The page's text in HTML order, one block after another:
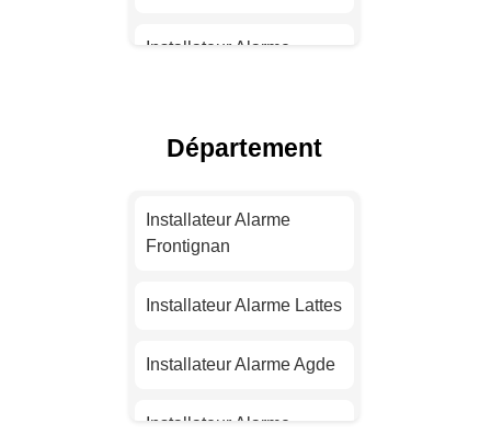
Installateur Alarme
Installateur Alarme Nice
Nantes
Strasbourg
Installateur Alarme
Département
Installateur Alarme
Frontignan
Installateur Alarme Lattes
Installateur Alarme Agde
Installateur Alarme